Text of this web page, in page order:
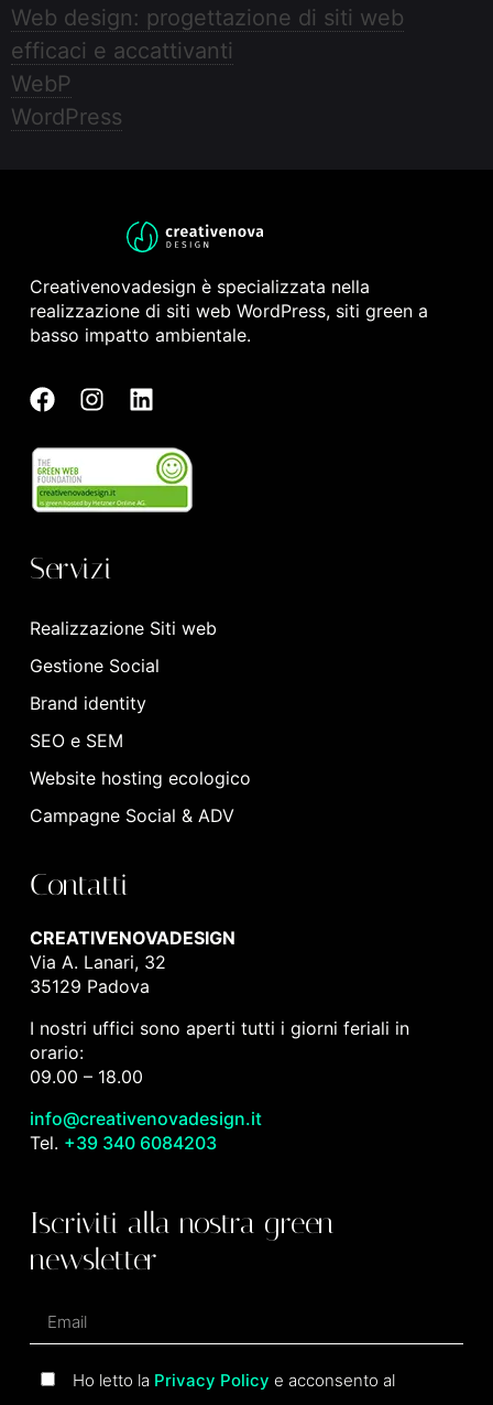
Web design: progettazione di siti web
efficaci e accattivanti
WebP
WordPress
Creativenovadesign è specializzata nella
realizzazione di siti web WordPress, siti green a
basso impatto ambientale.
Servizi
Realizzazione Siti web
Gestione Social
Brand identity
SEO e SEM
Website hosting ecologico
Campagne Social & ADV
Contatti
CREATIVENOVADESIGN
Via A. Lanari, 32
35129 Padova
I nostri uffici sono aperti tutti i giorni feriali in
orario:
09.00 – 18.00
info@creativenovadesign.it
Tel. +39 340 6084203
Iscriviti alla nostra green
newsletter
Ho letto la Privacy Policy e acconsento al